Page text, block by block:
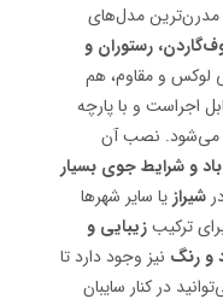
مدرن‌ترین مدل‌های
رستوران و
لوکس و مقاوم، هم
اجراست و با پارچه
می‌شود. نصب آن
باد و شرایط جوی بسیار
شیراز یا سایر شهرها
ترکیبزیبایی و
و رنگ نیز وجود دارد تا
در کنار سایبان